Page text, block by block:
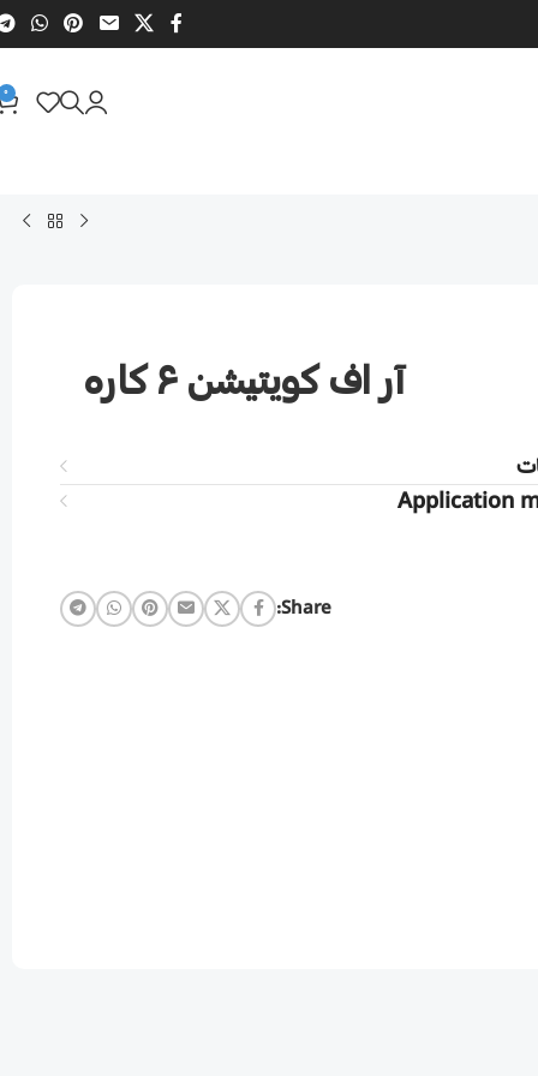
0
آر اف کویتیشن ۶ کاره
Application
Share: